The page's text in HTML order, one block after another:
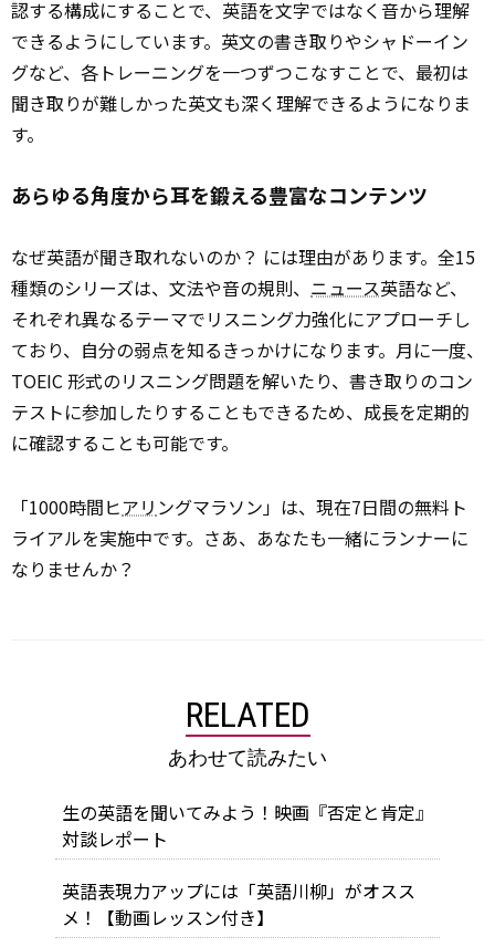
認する構成にすることで、英語を文字ではなく音から理解
できるようにしています。英文の書き取りやシャドーイン
グなど、各トレーニングを一つずつこなすことで、最初は
聞き取りが難しかった英文も深く理解できるようになりま
す。
あらゆる角度から耳を鍛える豊富なコンテンツ
なぜ英語が聞き取れないのか？ には理由があります。全15
種類のシリーズは、文法や音の規則、 ニュース英語など、
それぞれ異なるテーマでリスニング力強化にアプローチし
ており、自分の弱点を知るきっかけになります。月に一度、
TOEIC 形式のリスニング問題を解いたり、書き取りのコン
テストに参加したりすることもできるため、成長を定期的
に確認することも可能です。
「1000時間ヒアリ ングマラソン」は、現在7日間の無料ト
ライアルを実施中です。さあ、あなたも一緒にランナーに
なりませんか？
RELATED
あわせて読みたい
生の英語を聞いてみよう！映画『否定と肯定』
対談レポート
英語表現力アップには「英語川柳」がオスス
メ！【動画レッスン付き】